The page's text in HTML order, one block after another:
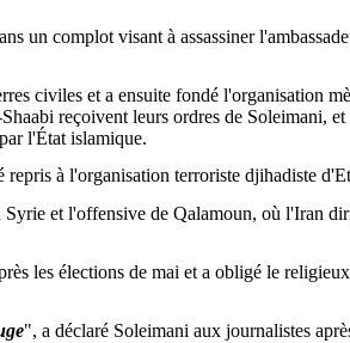
un complot visant à assassiner
civiles et a ensuite fondé l'organisation
Shaabi reçoivent leurs ordres de Soleimani,
l'État islamique.
repris à l'organisation terroriste djihadiste
Syrie et l'offensive de Qalamoun, où l'Iran
les élections de mai et a obligé le
", a déclaré Soleimani aux journalistes